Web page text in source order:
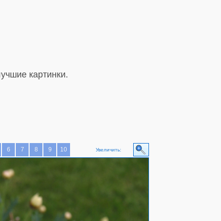
картинки.
6 7 8 9 10 Увеличить: